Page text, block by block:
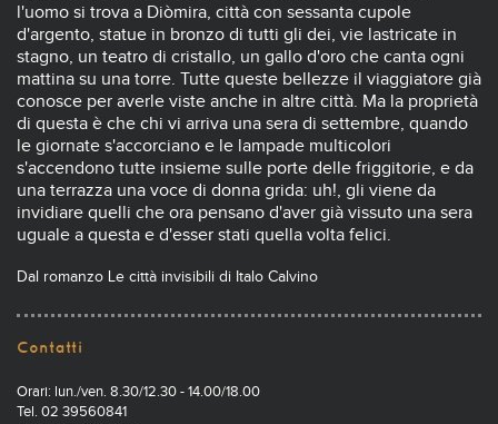
l'uomo si trova a Diòmira, città con sessanta cupole
d'argento, statue in bronzo di tutti gli dei, vie lastricate in
stagno, un teatro di cristallo, un gallo d'oro che canta ogni
mattina su una torre. Tutte queste bellezze il viaggiatore già
conosce per averle viste anche in altre città. Ma la proprietà
di questa è che chi vi arriva una sera di settembre, quando
le giornate s'accorciano e le lampade multicolori
s'accendono tutte insieme sulle porte delle friggitorie, e da
una terrazza una voce di donna grida: uh!, gli viene da
invidiare quelli che ora pensano d'aver già vissuto una sera
uguale a questa e d'esser stati quella volta felici.
Dal romanzo Le città invisibili di Italo Calvino
Contatti
Orari: lun./ven. 8.30/12.30 - 14.00/18.00
Tel. 02 39560841